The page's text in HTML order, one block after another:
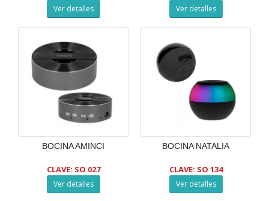
Ver detalles Ver detalles
BOCINA AMINCI
CLAVE: SO 027
Ver detalles
BOCINA NATALIA
CLAVE: SO 134
Ver detalles